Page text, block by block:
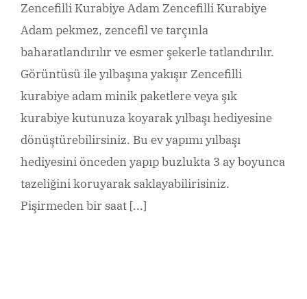
Zencefilli Kurabiye Adam Zencefilli Kurabiye
Adam pekmez, zencefil ve tarçınla
baharatlandırılır ve esmer şekerle tatlandırılır.
Görüntüsü ile yılbaşına yakışır Zencefilli
kurabiye adam minik paketlere veya şık
kurabiye kutunuza koyarak yılbaşı hediyesine
dönüştürebilirsiniz. Bu ev yapımı yılbaşı
hediyesini önceden yapıp buzlukta 3 ay boyunca
tazeliğini koruyarak saklayabilirisiniz.
Pişirmeden bir saat [...]